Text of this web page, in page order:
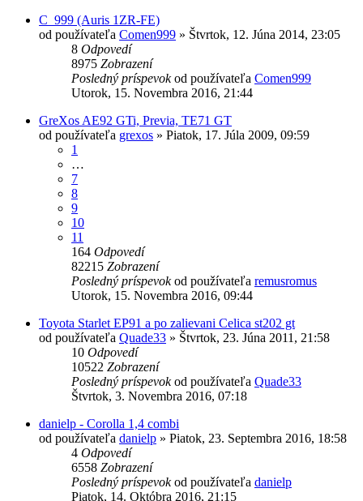
C_999 (Auris 1ZR-FE)
od používateľa Comen999 » Štvrtok, 12. Júna 2014, 23:05
8 Odpovedí
8975 Zobrazení
Posledný príspevokod používateľa Comen999
Utorok, 15. Novembra 2016, 21:44
GreXos AE92 GTi, Previa, TE71 GT
od používateľa grexos » Piatok, 17. Júla 2009, 09:59
1
…
7
8
9
10
11
164 Odpovedí
82215 Zobrazení
Posledný príspevokod používateľa remusromus
Utorok, 15. Novembra 2016, 09:44
Toyota Starlet EP91 a po zalievani Celica st202 gt
od používateľa Quade33 » Štvrtok, 23. Júna 2011, 21:58
10 Odpovedí
10522 Zobrazení
Posledný príspevokod používateľa Quade33
Štvrtok, 3. Novembra 2016, 07:18
danielp - Corolla 1,4 combi
od používateľa danielp » Piatok, 23. Septembra 2016, 18:58
4 Odpovedí
6558 Zobrazení
Posledný príspevokod používateľa danielp
Piatok, 14. Októbra 2016, 21:15